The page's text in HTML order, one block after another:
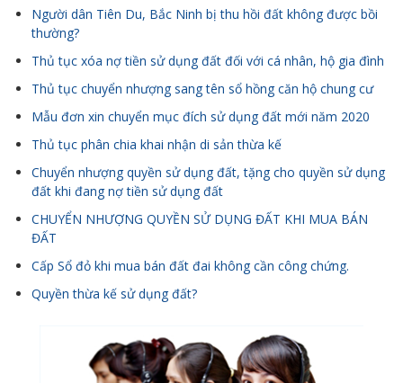
Người dân Tiên Du, Bắc Ninh bị thu hồi đất không được bồi
thường?
Thủ tục xóa nợ tiền sử dụng đất đối với cá nhân, hộ gia đình
Thủ tục chuyển nhượng sang tên sổ hồng căn hộ chung cư
Mẫu đơn xin chuyển mục đích sử dụng đất mới năm 2020
Thủ tục phân chia khai nhận di sản thừa kế
Chuyển nhượng quyền sử dụng đất, tặng cho quyền sử dụng
đất khi đang nợ tiền sử dụng đất
CHUYỂN NHƯỢNG QUYỀN SỬ DỤNG ĐẤT KHI MUA BÁN
ĐẤT
Cấp Sổ đỏ khi mua bán đất đai không cần công chứng.
Quyền thừa kế sử dụng đất?